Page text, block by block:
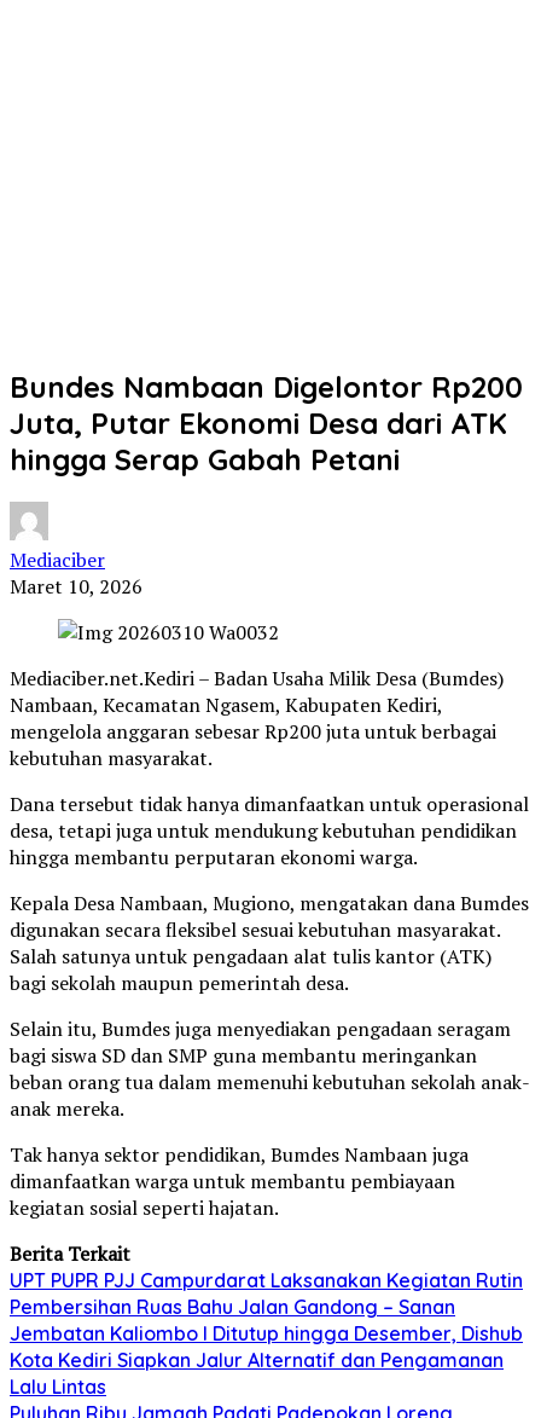
Bundes Nambaan Digelontor Rp200
Juta, Putar Ekonomi Desa dari ATK
hingga Serap Gabah Petani
Mediaciber
Maret 10, 2026
Mediaciber.net.Kediri – Badan Usaha Milik Desa (Bumdes)
Nambaan, Kecamatan Ngasem, Kabupaten Kediri,
mengelola anggaran sebesar Rp200 juta untuk berbagai
kebutuhan masyarakat.
Dana tersebut tidak hanya dimanfaatkan untuk operasional
desa, tetapi juga untuk mendukung kebutuhan pendidikan
hingga membantu perputaran ekonomi warga.
Kepala Desa Nambaan, Mugiono, mengatakan dana Bumdes
digunakan secara fleksibel sesuai kebutuhan masyarakat.
Salah satunya untuk pengadaan alat tulis kantor (ATK)
bagi sekolah maupun pemerintah desa.
Selain itu, Bumdes juga menyediakan pengadaan seragam
bagi siswa SD dan SMP guna membantu meringankan
beban orang tua dalam memenuhi kebutuhan sekolah anak-
anak mereka.
Tak hanya sektor pendidikan, Bumdes Nambaan juga
dimanfaatkan warga untuk membantu pembiayaan
kegiatan sosial seperti hajatan.
Berita Terkait
UPT PUPR PJJ Campurdarat Laksanakan Kegiatan Rutin
Pembersihan Ruas Bahu Jalan Gandong – Sanan
Jembatan Kaliombo I Ditutup hingga Desember, Dishub
Kota Kediri Siapkan Jalur Alternatif dan Pengamanan
Lalu Lintas
Puluhan Ribu Jamaah Padati Padepokan Loreng